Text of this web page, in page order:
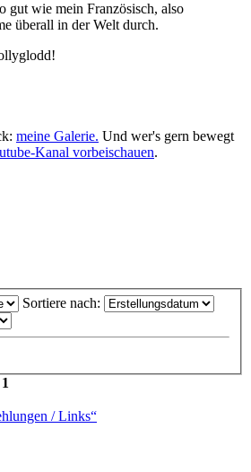
gut wie mein Französisch, also
überall in der Welt durch.
meine Galerie. Und wer's gern bewegt
Kanal vorbeischauen.
Sortiere nach:
1
/ Links“